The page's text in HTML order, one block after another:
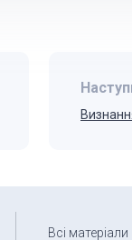
Всі